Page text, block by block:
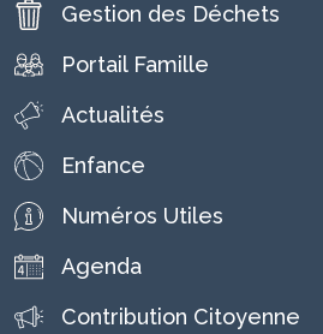
Gestion des Déchets
Portail Famille
Actualités
Enfance
Numéros Utiles
Agenda
Contribution Citoyenne